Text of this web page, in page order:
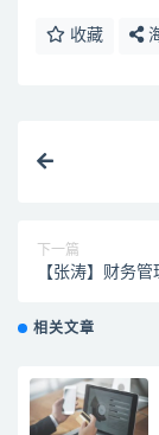
收藏
下一篇
【张涛】财务管
相关文章